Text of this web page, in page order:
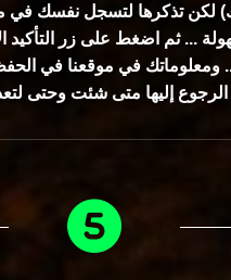
لكن تذكرها لتسجل نفسك في
... ثم اضغط على زر التأكيد
ومعلوماتك في موقعنا في
إليها متى شئت وحتى